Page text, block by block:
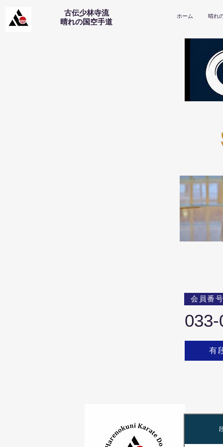
古伝少林寺流
​晴れの国空手道
ホーム 晴れ
会員番号
有